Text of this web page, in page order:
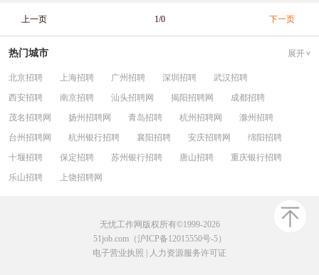
上一页 1/0 下一页
热门城市 展开
北京招聘 上海招聘 广州招聘 深圳招聘
武汉招聘
西安招聘
南京招聘 汕头招聘网 揭阳招聘网
成都招聘
茂名招聘网
扬州招聘网 青岛招聘 杭州招聘网
滁州招聘
台州招聘网
杭州银行招聘 襄阳招聘 安庆招聘网
绵阳招聘
十堰招聘
保定招聘 苏州银行招聘 唐山招聘
重庆银行招聘
乐山招聘
上饶招聘网
无忧工作网版权所有©1999-2026
51job.com（沪ICP备12015550号-5）
电子营业执照
人力资源服务许可证